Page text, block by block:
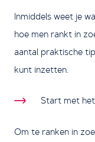
Inmiddels weet je
hoe men rankt in
aantal praktische
kunt inzetten.
Start met
Om te ranken in